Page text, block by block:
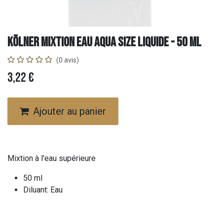
Kölner Mixtion Eau AQUA SIZE liquide - 50 ml
(0 avis)
3,22€
Ajouter au panier
Mixtion à l'eau supérieure
50 ml
Diluant: Eau